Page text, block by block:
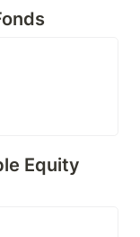
Equity